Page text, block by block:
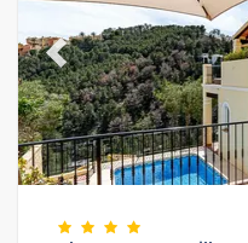
Previous